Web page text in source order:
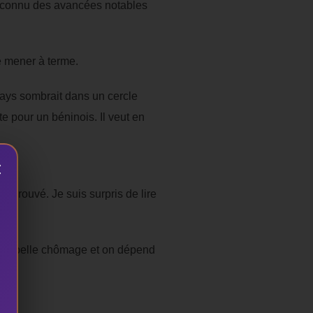
des avancées notables
à terme.
sombrait dans un cercle
pour un béninois. Il veut en
Je suis surpris de lire
chômage et on dépend